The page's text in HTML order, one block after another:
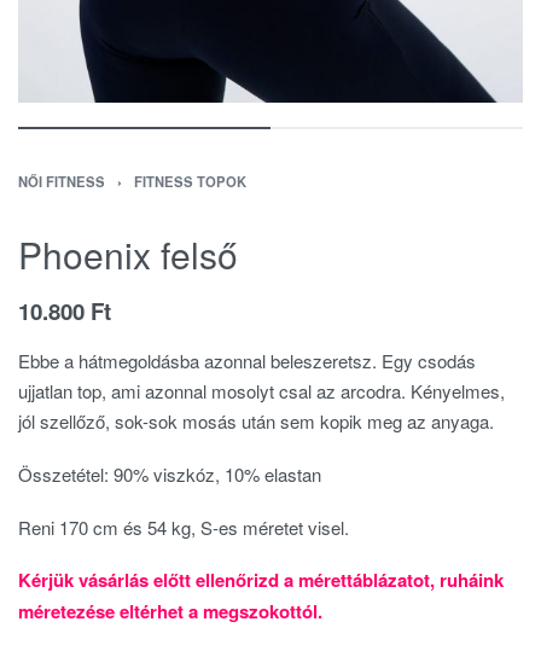
NŐI FITNESS › FITNESS TOPOK
Phoenix felső
10.800 Ft
Ebbe a hátmegoldásba azonnal beleszeretsz. Egy csodás
ujjatlan top, ami azonnal mosolyt csal az arcodra. Kényelmes,
jól szellőző, sok-sok mosás után sem kopik meg az anyaga.
Összetétel: 90% viszkóz, 10% elastan
Reni 170 cm és 54 kg, S-es méretet visel.
Kérjük vásárlás előtt ellenőrizd a mérettáblázatot, ruháink
méretezése eltérhet a megszokottól.